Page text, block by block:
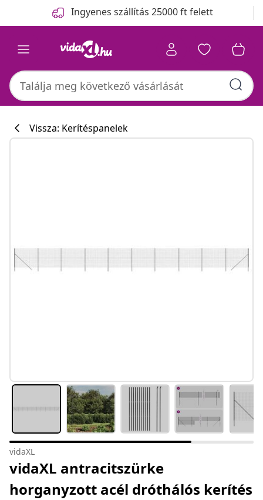
Ingyenes szállítás 25000 ft felett
Vissza: Kerítéspanelek
vidaXL
vidaXL antracitszürke
horganyzott acél dróthálós kerítés